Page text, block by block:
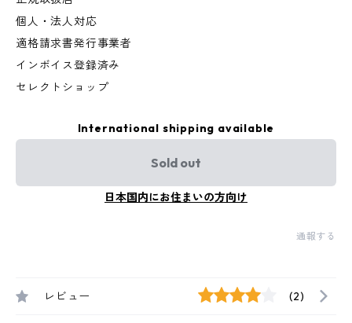
個人・法人対応
適格請求書発行事業者
インボイス登録済み
セレクトショップ
International shipping available
Sold out
日本国内にお住まいの方向け
通報する
レビュー (2)